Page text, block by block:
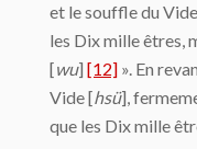
et le souffle du
les Dix mille êtres,
[wu] [12] ». En
Vide [hsü],
que les Dix mille